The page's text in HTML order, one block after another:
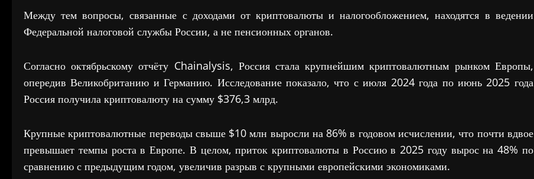
Между тем вопросы, связанные с доходами от криптовалюты и налогообложением, находятся в ведении
Федеральной налоговой службы России, а не пенсионных органов.
Согласно октябрьскому отчёту Chainalysis, Россия стала крупнейшим криптовалютным рынком Европы,
опередив Великобританию и Германию. Исследование показало, что с июля 2024 года по июнь 2025 года
Россия получила криптовалюту на сумму $376,3 млрд.
Крупные криптовалютные переводы свыше $10 млн выросли на 86% в годовом исчислении, что почти вдвое
превышает темпы роста в Европе. В целом, приток криптовалюты в Россию в 2025 году вырос на 48% по
сравнению с предыдущим годом, увеличив разрыв с крупными европейскими экономиками.